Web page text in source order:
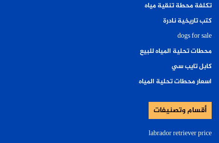
تكلفة محطة تنقية مياه
كتب تاريخية نادرة
dogs for sale
محطات تحلية المياه للبيع
كابل تايب سي
اسعار محطات تحلية المياه
أقسام وتصنيفات
labrador retriever price